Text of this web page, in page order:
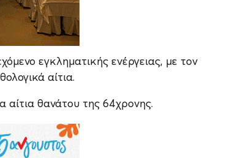
εγκληματικής ενέργειας, με τον
αίτια.
θανάτου της 64χρονης.